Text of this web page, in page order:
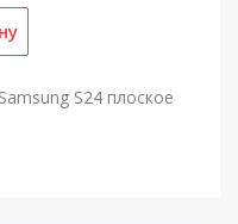
S24 плоское